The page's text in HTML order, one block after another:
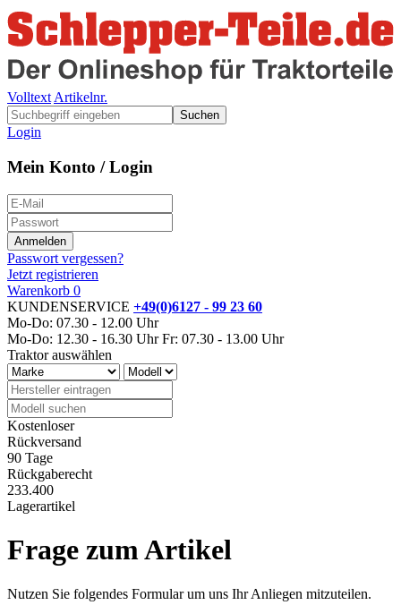
Volltext Artikelnr.
Suchen
Login
Mein Konto / Login
Passwort vergessen?
Jetzt registrieren
Warenkorb 0
KUNDENSERVICE +49(0)6127 - 99 23 60
Mo-Do: 07.30 - 12.00 Uhr
Mo-Do: 12.30 - 16.30 Uhr Fr: 07.30 - 13.00 Uhr
Traktor auswählen
Kostenloser
Rückversand
90 Tage
Rückgaberecht
233.400
Lagerartikel
Frage zum Artikel
Nutzen Sie folgendes Formular um uns Ihr Anliegen mitzuteilen.